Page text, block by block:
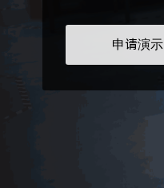
申请演示